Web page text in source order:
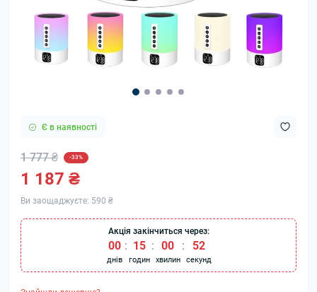
Є в наявності
1 777 ₴ -33%
1 187 ₴
Ви заощаджуєте: 590 ₴
Акція закінчиться через:
00
днів
: 15
годин
: 00
хвилин
: 51
секунд